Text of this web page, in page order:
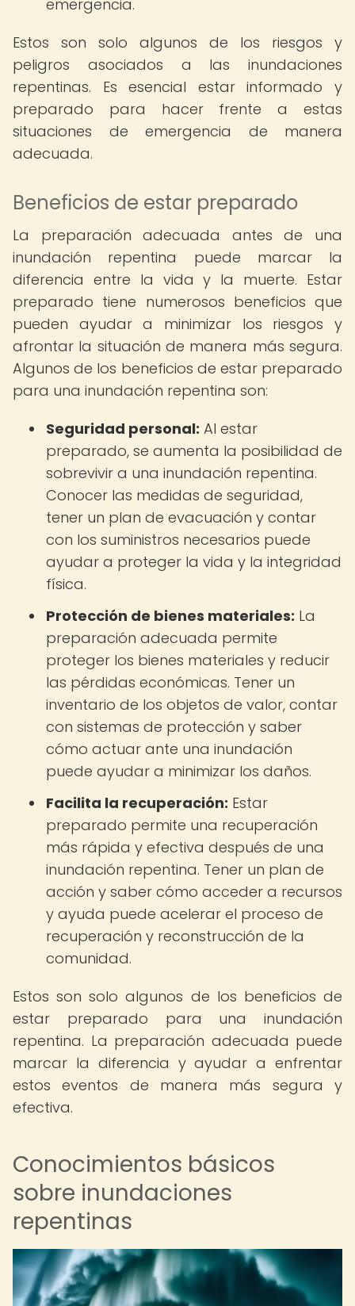
emergencia.
Estos son solo algunos de los riesgos y
peligros asociados a las inundaciones
repentinas. Es esencial estar informado y
preparado para hacer frente a estas
situaciones de emergencia de manera
adecuada.
Beneficios de estar preparado
La preparación adecuada antes de una
inundación repentina puede marcar la
diferencia entre la vida y la muerte. Estar
preparado tiene numerosos beneficios que
pueden ayudar a minimizar los riesgos y
afrontar la situación de manera más segura.
Algunos de los beneficios de estar preparado
para una inundación repentina son:
Seguridad personal: Al estar
preparado, se aumenta la posibilidad de
sobrevivir a una inundación repentina.
Conocer las medidas de seguridad,
tener un plan de evacuación y contar
con los suministros necesarios puede
ayudar a proteger la vida y la integridad
física.
Protección de bienes materiales: La
preparación adecuada permite
proteger los bienes materiales y reducir
las pérdidas económicas. Tener un
inventario de los objetos de valor, contar
con sistemas de protección y saber
cómo actuar ante una inundación
puede ayudar a minimizar los daños.
Facilita la recuperación: Estar
preparado permite una recuperación
más rápida y efectiva después de una
inundación repentina. Tener un plan de
acción y saber cómo acceder a recursos
y ayuda puede acelerar el proceso de
recuperación y reconstrucción de la
comunidad.
Estos son solo algunos de los beneficios de
estar preparado para una inundación
repentina. La preparación adecuada puede
marcar la diferencia y ayudar a enfrentar
estos eventos de manera más segura y
efectiva.
Conocimientos básicos
sobre inundaciones
repentinas